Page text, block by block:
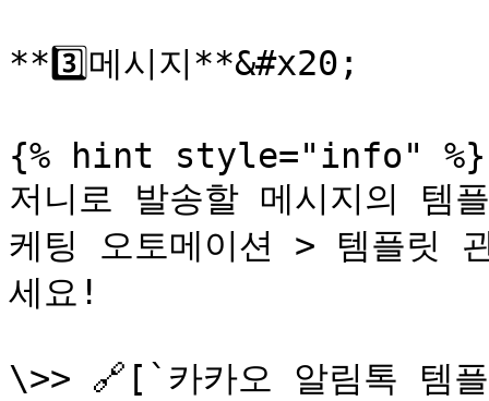
**3️⃣메시지**&#x20;
{% hint style="info" %}
저니로 발송할 메시지의 템
케팅 오토메이션 > 템플릿
세요!
\>> 🔗[`카카오 알림톡 템